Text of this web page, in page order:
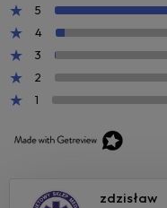
5
4
3
2
1
zdzisław